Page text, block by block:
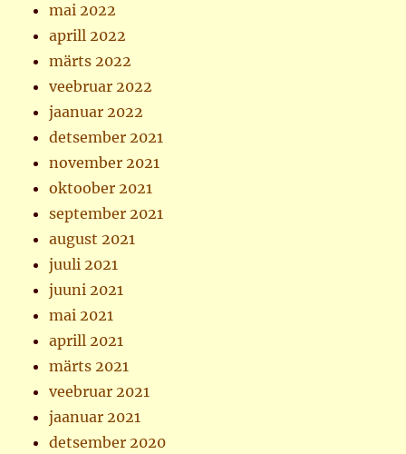
mai 2022
aprill 2022
märts 2022
veebruar 2022
jaanuar 2022
detsember 2021
november 2021
oktoober 2021
september 2021
august 2021
juuli 2021
juuni 2021
mai 2021
aprill 2021
märts 2021
veebruar 2021
jaanuar 2021
detsember 2020